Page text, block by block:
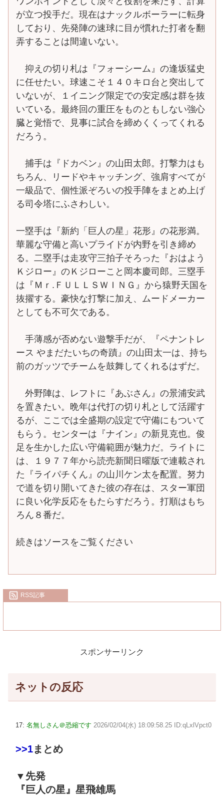
が立つ投手だ。現在はナックルボーラーに転身
しており、先発陣の速球に目が慣れた打者を翻
弄することは間違いない。
抑えの切り札は『フォーシーム』の逢坂猛史
に任せたい。球速こそ１４０キロ台と突出して
いないが、１イニング限定での安定感は群を抜
いている。最終回の重圧をものともしない強心
臓と覚悟で、見事に試合を締めくくってくれる
だろう。
捕手は『ドカベン』の山田太郎。打撃力はも
ちろん、リードやキャッチング、強肩すべてが
一級品で、個性派ぞろいの投手陣をまとめ上げ
る司令塔にふさわしい。
一塁手は『新約「巨人の星」花形』の花形満。
華麗な守備と高いプライドが内野を引き締め
る。二塁手は走攻守三拍子そろった『おはよう
Ｋジロー』のＫジローこと岡本慶司郎。三塁手
は『Ｍｒ.ＦＵＬＬＳＷＩＮＧ』から猿野天国を
抜擢する。豪快な打撃に加え、ムードメーカー
としても不可欠である。
手薄感が否めない遊撃手だが、『ペナントレ
ース やまだたいちの奇蹟』の山田太一は、持ち
前のガッツでチームを鼓舞してくれるはずだ。
外野陣は、レフトに『あぶさん』の景浦安武
を置きたい。晩年は代打の切り札として活躍す
るが、ここでは全盛期の設定で守備にもついて
もらう。センターは『ナイン』の新見克也。俊
足を生かした広い守備範囲が魅力だ。ライトに
は、１９７７年から読売新聞日曜版で連載され
た『ライパチくん』の山川ケン太を配置。努力
で道を切り開いてきた彼の存在は、スター軍団
に良い化学反応をもたらすだろう。打順はもち
ろん８番だ。
続きはソースをご覧ください
RSS記事
スポンサーリンク
ネットの反応
17: 名無しさん＠恐縮です 2026/02/04(水) 18:09:58.25 ID:qLxlVpct0
>>1まとめ
▼先発
『巨人の星』星飛雄馬